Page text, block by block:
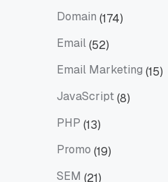
Domain (174)
Email(52)
Email Marketing (15)
JavaScript(8)
PHP (13)
Promo (19)
SEM (21)